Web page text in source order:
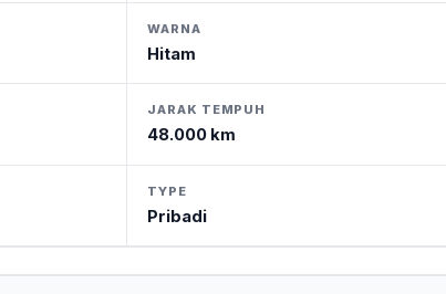
WARNA
Hitam
JARAK TEMPUH
48.000 km
TYPE
Pribadi